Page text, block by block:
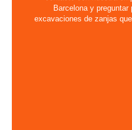
Barcelona y
excavaciones de zanjas